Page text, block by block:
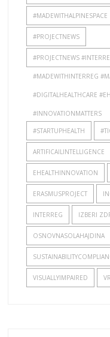
#MADEWITHALPINESPACE
#PROJECTNEWS
#PROJECTNEWS
#MADEWITHINTERREG
#DIGITALHEALTHCARE
#INNOVATIONMATTERS
#STARTUPHEALTH
ARTIFICAILINTELLIGENCE
EHEALTHINNOVATION
ERASMUSPROJECT
INTERREG IZBERI
OSNOVNASOLAHAJDINA
VISUALLYIMPAIRED